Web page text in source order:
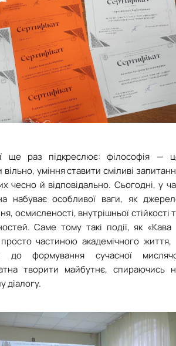
ще раз підкреслює: філософія —
уміння ставити сміливі
чесно й відповідально. Сьогодні, у
набуває особливої ваги, як
осмисленості, внутрішньої стійкості
Саме тому такі події, як «Кава
частиною академічного життя,
до формування сучасної
творити майбутнє, спираючись
діалогу.